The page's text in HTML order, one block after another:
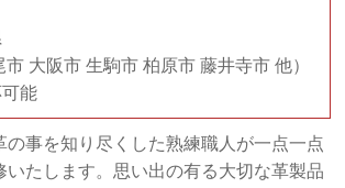
市 大阪市 生駒市 柏原市 藤井寺市 他）
能
の事を知り尽くした熟練職人が一点一点
いたします。思い出の有る大切な革製品